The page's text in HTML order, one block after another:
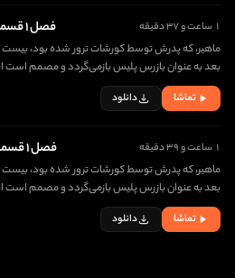
۱ ساعت و ۳۷ دقیقه فصل ۱ قسمت ۳۴
ماهیر، که پدرش توسط کورشات ترور شده بود،
بعد به عنوان بازرس پلیس بازمی‌گردد و مصمم است
مرگ پدرش را بگیرد. در اولین روز بازگشتش، با دختری
نام جانفزا برخورد کرده و عاشق او می شود
تماشا دانلود
۱ ساعت و ۳۹ دقیقه فصل ۱ قسمت ۳۵
ماهیر، که پدرش توسط کورشات ترور شده بود،
بعد به عنوان بازرس پلیس بازمی‌گردد و مصمم است
مرگ پدرش را بگیرد. در اولین روز بازگشتش، با دختری
نام جانفزا برخورد کرده و عاشق او می شود
تماشا دانلود